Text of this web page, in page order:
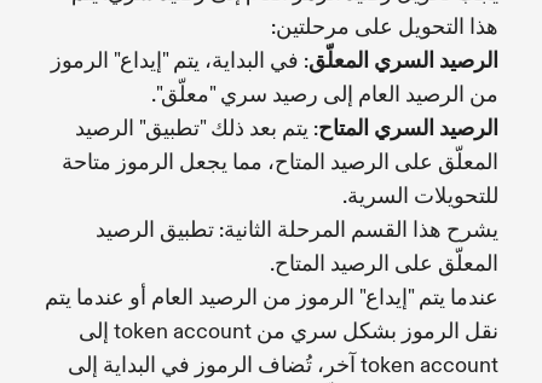
هذا التحويل على مرحلتين:
الرصيد السري المعلّق: في البداية، يتم "إيداع" الرموز
من الرصيد العام إلى رصيد سري "معلّق".
الرصيد السري المتاح: يتم بعد ذلك "تطبيق" الرصيد
المعلّق على الرصيد المتاح، مما يجعل الرموز متاحة
للتحويلات السرية.
يشرح هذا القسم المرحلة الثانية: تطبيق الرصيد
المعلّق على الرصيد المتاح.
عندما يتم "إيداع" الرموز من الرصيد العام أو عندما يتم
نقل الرموز بشكل سري من token account إلى
token account آخر، تُضاف الرموز في البداية إلى